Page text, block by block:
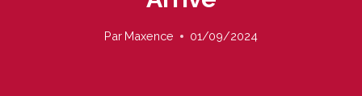
Par Maxence 01/09/2024